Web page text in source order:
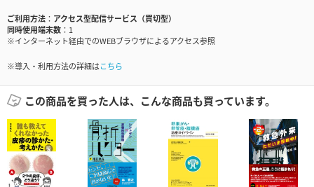
ご利用方法
アクセス型配信サービス（買切型）
同時使用端末数
1
※インターネット経由でのWEBブラウザによるアクセス参照
※導入・利用方法の詳細はこちら
この商品を買った人は、こんな商品も買っています。